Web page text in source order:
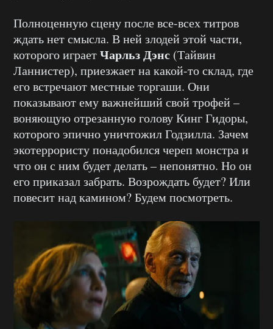
Полноценную сцену после все-всех титров
ждать нет смысла. В ней злодей этой части,
которого играетЧарльз Дэнс (Тайвин
Ланнистер), приезжает на какой-то склад, где
его встречают местные торгаши. Они
показывают ему важнейший свой трофей –
воняющую отрезанную голову Кинг Гидоры,
которого эпично уничтожил Годзилла. Зачем
экотеррористу понадобился череп монстра и
что он с ним будет делать – непонятно. Но он
его приказал забрать. Возрождать будет? Или
повесит над камином? Будем посмотреть.